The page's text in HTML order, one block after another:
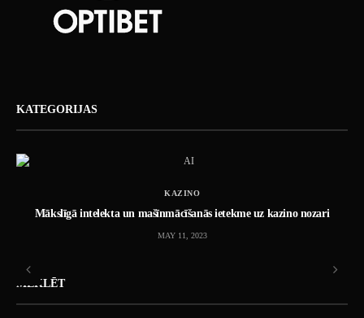
KATEGORIJAS
KAZINO
Mākslīgā intelekta un mašīnmācīšanās ietekme uz kazino nozari
MAY 11, 2023
MEKLĒT